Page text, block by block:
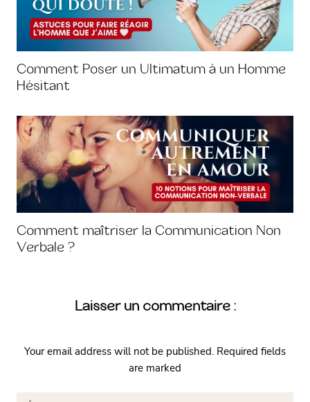
Comment Poser un Ultimatum à un Homme
Hésitant
Comment maîtriser la Communication Non
Verbale ?
Laisser un commentaire :
Your email address will not be published. Required fields
are marked